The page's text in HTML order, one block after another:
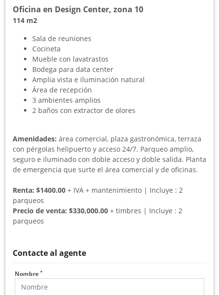
Oficina en Design Center, zona 10
114 m2
Sala de reuniones
Cocineta
Mueble con lavatrastos
Bodega para data center
Amplia vista e iluminación natural
Área de recepción
3 ambientes amplios
2 baños con extractor de olores
Amenidades: área comercial, plaza gastronómica, terraza
con pérgolas helipuerto y acceso 24/7. Parqueo amplio,
seguro e iluminado con doble acceso y doble salida. Planta
de emergencia que surte el área comercial y de oficinas.
Renta: $1400.00 + IVA + mantenimiento | Incluye : 2
parqueos
Precio de venta: $330,000.00 + timbres | Incluye : 2
parqueos
Contacte al agente
Nombre *